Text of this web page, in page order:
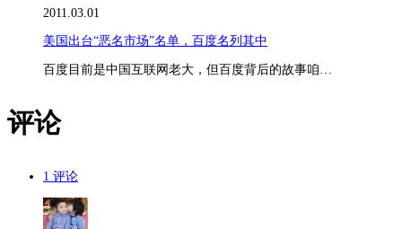
2011.03.01
美国出台“恶名市场”名单，百度名列其中
百度目前是中国互联网老大，但百度背后的故事咱…
评论
1 评论